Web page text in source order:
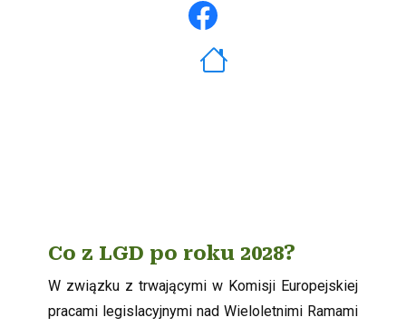
Co z LGD po roku 2028?
W związku z trwającymi w Komisji Europejskiej
pracami legislacyjnymi nad Wieloletnimi Ramami